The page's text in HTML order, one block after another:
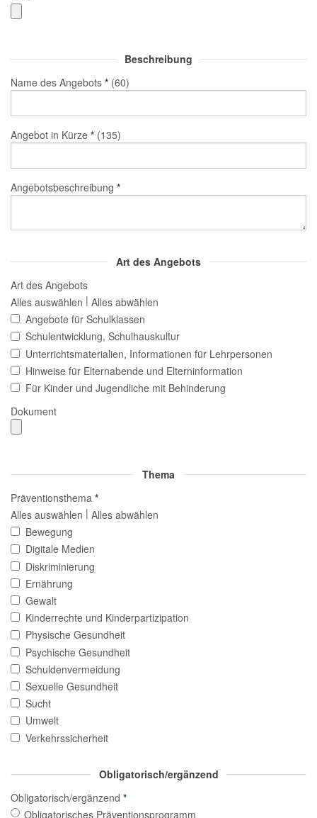
Beschreibung
Name des Angebots * (60)
Angebot in Kürze * (135)
Angebotsbeschreibung *
Art des Angebots
Art des Angebots
Alles auswählen | Alles abwählen
Angebote für Schulklassen
Schulentwicklung, Schulhauskultur
Unterrichtsmaterialien, Informationen für Lehrpersonen
Hinweise für Elternabende und Elterninformation
Für Kinder und Jugendliche mit Behinderung
Dokument
Thema
Präventionsthema *
Alles auswählen | Alles abwählen
Bewegung
Digitale Medien
Diskriminierung
Ernährung
Gewalt
Kinderrechte und Kinderpartizipation
Physische Gesundheit
Psychische Gesundheit
Schuldenvermeidung
Sexuelle Gesundheit
Sucht
Umwelt
Verkehrssicherheit
Obligatorisch/ergänzend
Obligatorisch/ergänzend *
Obligatorisches Präventionsprogramm